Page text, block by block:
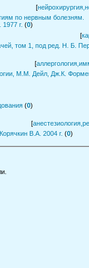
[
по нервным болезням.
г. (0)
[
том 1, под ред. Н. Б.
[
М.М. Дейл, Дж.К.
(0)
[
В.А. 2004 г. (0)